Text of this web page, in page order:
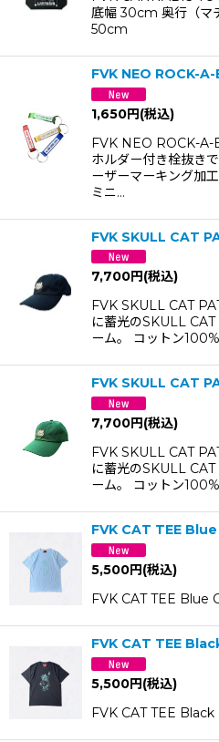
底幅 30cm 奥行（マ
50cm
FVK NEO ROCK-
1,650円(税込)
FVK NEO ROCK-
ホルダー付き栓抜き
ーザーマーキング加
ミニ…
FVK SKULL CAT
7,700円(税込)
FVK SKULL CAT
に蓄光のSKULL
ーム。 コットン
FVK SKULL CAT
7,700円(税込)
FVK SKULL CAT
に蓄光のSKULL
ーム。 コットン
FVK CAT TEE Blue
5,500円(税込)
FVK CAT TEE Blue
FVK CAT TEE
5,500円(税込)
FVK CAT TEE